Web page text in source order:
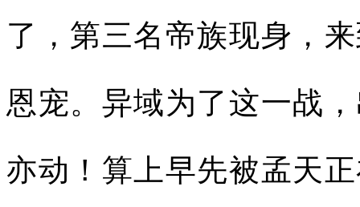
了，第三名帝族现身，
恩宠。异域为了这一战
亦动！算上早先被孟天